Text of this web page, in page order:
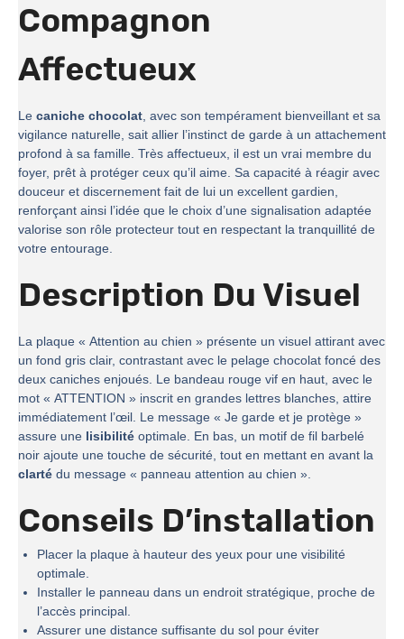
Compagnon
Affectueux
Le caniche chocolat, avec son tempérament bienveillant et sa
vigilance naturelle, sait allier l’instinct de garde à un attachement
profond à sa famille. Très affectueux, il est un vrai membre du
foyer, prêt à protéger ceux qu’il aime. Sa capacité à réagir avec
douceur et discernement fait de lui un excellent gardien,
renforçant ainsi l’idée que le choix d’une signalisation adaptée
valorise son rôle protecteur tout en respectant la tranquillité de
votre entourage.
Description Du Visuel
La plaque « Attention au chien » présente un visuel attirant avec
un fond gris clair, contrastant avec le pelage chocolat foncé des
deux caniches enjoués. Le bandeau rouge vif en haut, avec le
mot « ATTENTION » inscrit en grandes lettres blanches, attire
immédiatement l’œil. Le message « Je garde et je protège »
assure une lisibilité optimale. En bas, un motif de fil barbelé
noir ajoute une touche de sécurité, tout en mettant en avant la
clarté du message « panneau attention au chien ».
Conseils D’installation
Placer la plaque à hauteur des yeux pour une visibilité
optimale.
Installer le panneau dans un endroit stratégique, proche de
l’accès principal.
Assurer une distance suffisante du sol pour éviter